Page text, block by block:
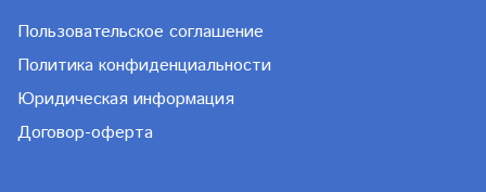
Пользовательское соглашение
Политика конфиденциальности
Юридическая информация
Договор-оферта